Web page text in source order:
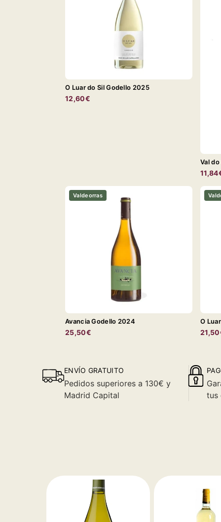
O Luar do Sil Godello 2025
12,60€
Val
Valdeorras
Avancia Godello 2024
25,50€
O
ENVÍO GRATUITO
Pedidos superiores a 130€ y
Madrid Capital
tus